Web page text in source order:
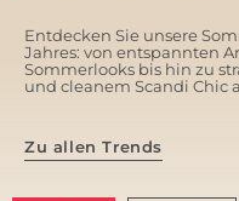
Entdecken Sie unsere
Jahres: von entspannten
Sommerlooks bis hin zu
und cleanem Scandi Chic
Zu allen Trends